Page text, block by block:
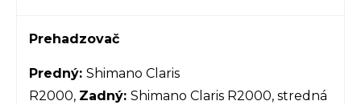
Prehadzovač
Predný: Shimano Claris
R2000, Zadný: Shimano Claris R2000, stredná